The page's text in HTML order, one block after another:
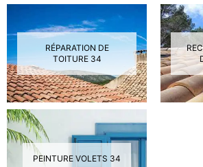
RÉPARATION DE
TOITURE 34
PEINTURE VOLETS 34